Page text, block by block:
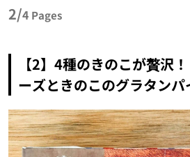
2/4 Pages
【2】4種のきのこが贅沢
ーズときのこのグラタンパ